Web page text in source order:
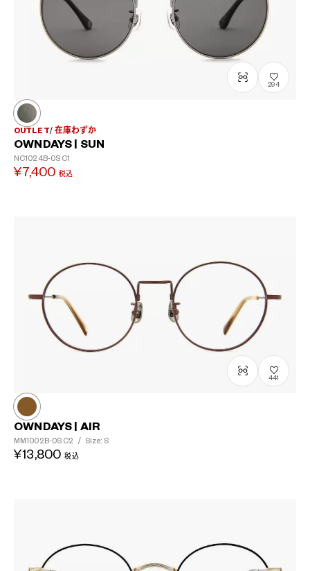
294
OUTLET 在庫わずか
OWNDAYS | SUN
NC1024B-0S C1
¥7,400 税込
441
OWNDAYS | AIR
MM1002B-0S C2 / Size: S
¥13,800 税込